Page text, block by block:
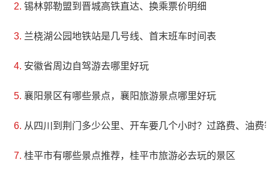
锡林郭勒盟到晋城高铁直达、换乘票价明细
兰桡湖公园地铁站是几号线、首末班车时间表
安徽省周边自驾游去哪里好玩
襄阳景区有哪些景点，襄阳旅游景点哪里好玩
从四川到荆门多少公里、开车要几个小时？过路费、油费
桂平市有哪些景点推荐，桂平市旅游必去玩的景区